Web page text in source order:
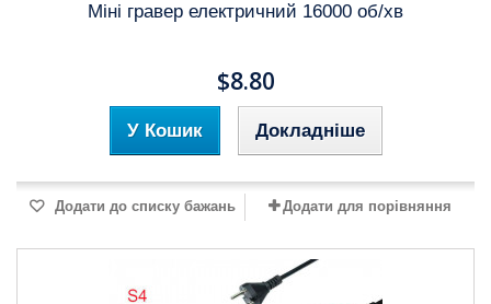
Міні гравер електричний 16000 об/хв
$8.80
У Кошик Докладніше
Додати до списку бажань Додати для порівняння